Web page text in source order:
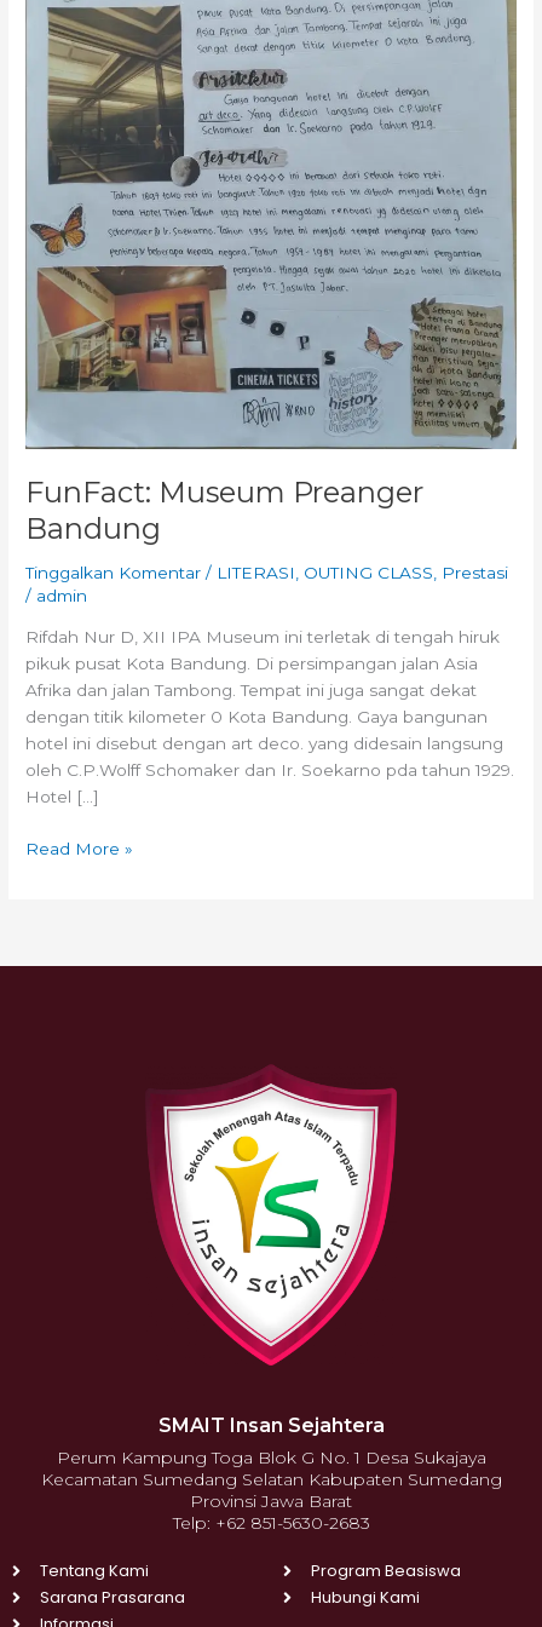
FunFact: Museum Preanger
Bandung
Tinggalkan Komentar / LITERASI OUTING CLASS
Prestasi
/ admin
Rifdah Nur D, XII IPA Museum ini terletak di tengah hiruk
pikuk pusat Kota Bandung. Di persimpangan jalan Asia
Afrika dan jalan Tambong. Tempat ini juga sangat dekat
dengan titik kilometer 0 Kota Bandung. Gaya bangunan
hotel ini disebut dengan art deco. yang didesain langsung
oleh C.P.Wolff Schomaker dan Ir. Soekarno pda tahun 1929.
Hotel […]
Read More »
SMAIT Insan Sejahtera
Perum Kampung Toga Blok G No. 1 Desa Sukajaya
Kecamatan Sumedang Selatan Kabupaten Sumedang
Provinsi Jawa Barat
Telp: +62 851-5630-2683
Tentang Kami
Sarana Prasarana
Program Beasiswa
Hubungi Kami